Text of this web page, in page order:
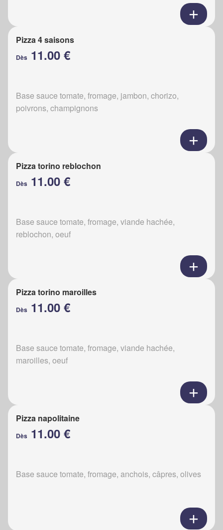
Pizza 4 saisons
Dès 11.00 €
Base sauce tomate, fromage, jambon, chorizo,
poivrons, champignons
Pizza torino reblochon
Dès 11.00 €
Base sauce tomate, fromage, viande hachée,
reblochon, oeuf
Pizza torino maroilles
Dès 11.00 €
Base sauce tomate, fromage, viande hachée,
maroilles, oeuf
Pizza napolitaine
Dès 11.00 €
Base sauce tomate, fromage, anchois, câpres, olives